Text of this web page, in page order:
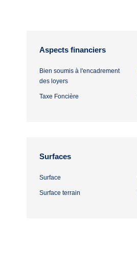
Aspects financiers
Bien soumis à l'encadrement
des loyers
Taxe Foncière
Surfaces
Surface
Surface terrain